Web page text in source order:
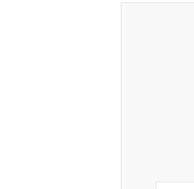
인색한
언젠가